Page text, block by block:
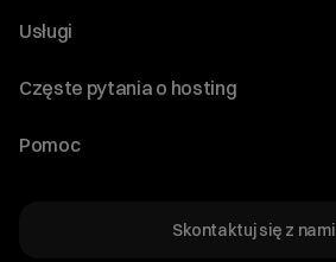
Program Korzyści dla Inwestorów
Regulaminy i specyfikacje
Blog
WordPress
Audyt stron
Usługi
Domeny
Hosting dla WooCommerce
Częste pytania o hosting
Jak przenieść stronę?
Pomoc
Skontaktuj się z nami